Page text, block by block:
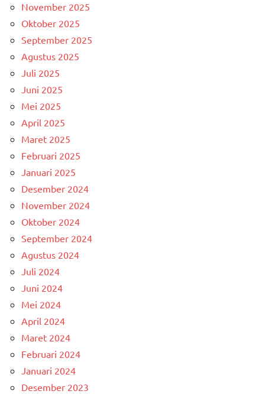
November 2025
Oktober 2025
September 2025
Agustus 2025
Juli 2025
Juni 2025
Mei 2025
April 2025
Maret 2025
Februari 2025
Januari 2025
Desember 2024
November 2024
Oktober 2024
September 2024
Agustus 2024
Juli 2024
Juni 2024
Mei 2024
April 2024
Maret 2024
Februari 2024
Januari 2024
Desember 2023